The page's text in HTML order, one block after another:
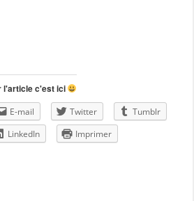
l'article c'est ici
E-mail Twitter
Tumblr
LinkedIn Imprimer